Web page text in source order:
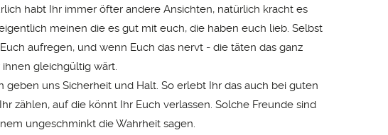
habt Ihr immer öfter andere Ansichten, natürlich kracht es
meinen die es gut mit euch, die haben euch lieb. Selbst
aufregen, und wenn Euch das nervt - die täten das ganz
gleichgültig wärt.
geben uns Sicherheit und Halt. So erlebt Ihr das auch bei guten
zählen, auf die könnt Ihr Euch verlassen. Solche Freunde sind
ungeschminkt die Wahrheit sagen.